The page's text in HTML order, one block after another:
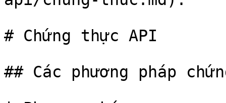
# Chứng thực API
## Các phương pháp